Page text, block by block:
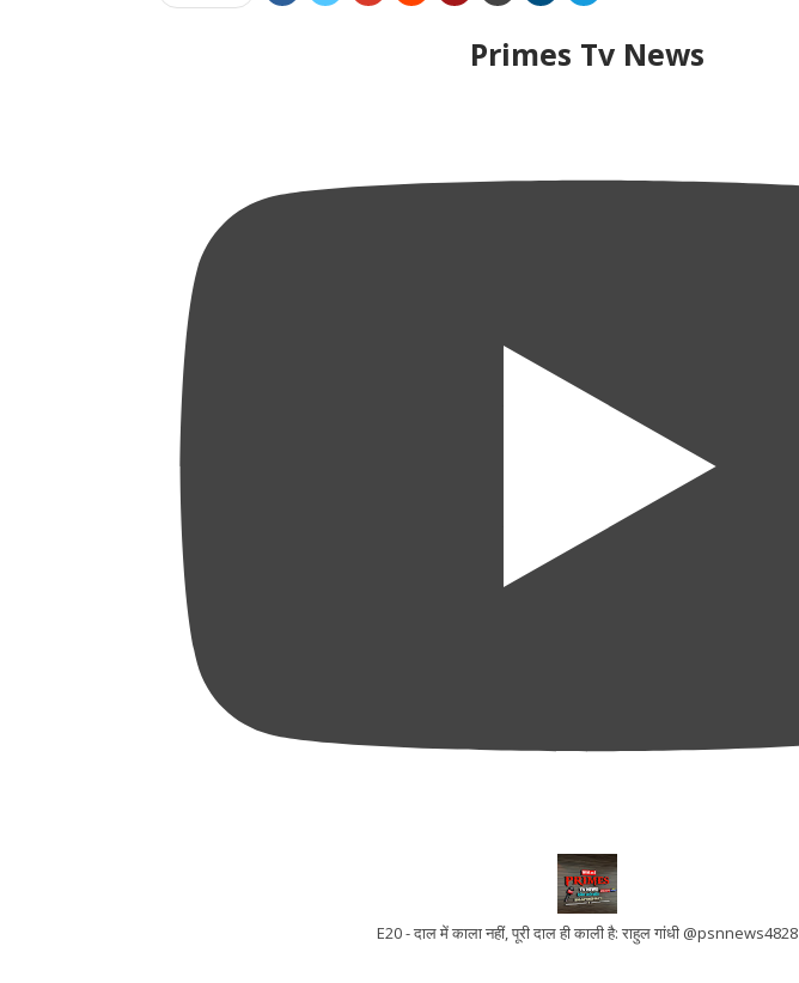
Primes Tv News
E20 - दाल में काला नहीं, पूरी दाल ही काली है: राहुल गांधी @psnnews4828